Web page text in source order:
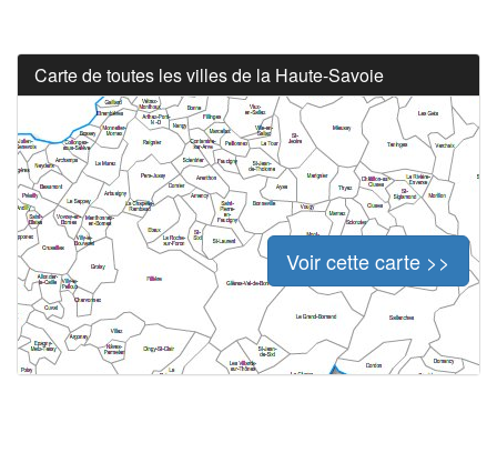
Carte de toutes les villes de la Haute-Savoie
Voir cette carte >>